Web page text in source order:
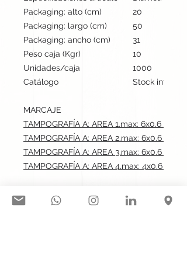
Packaging: alto (cm)
20
Packaging: largo (cm)
50
Packaging: ancho (cm)
31
Peso caja (Kgr)
10
Unidades/caja
1000
Catálogo
Stock
MARCAJE
TAMPOGRAFÍA A: AREA 1.max: 6x0.6 cm
TAMPOGRAFÍA A: AREA 2.max: 6x0.6 cm
TAMPOGRAFÍA A: AREA 3.max: 6x0.6 cm
TAMPOGRAFÍA A: AREA 4.max: 4x0.6 cm